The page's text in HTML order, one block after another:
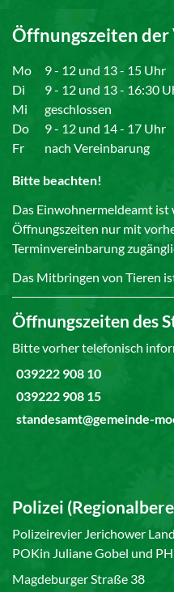
Öffnungszeiten
Mo
9 - 12 und 13 - 15 Uhr
Di
9 - 12 und 13 - 16:30
Mi
geschlossen
Do
9 - 12 und 14 - 17 Uhr
Fr
nach Vereinbarung
Bitte beachten!
Das Einwohnermeldeamt ist
Öffnungszeiten nur mit
Terminvereinbarung
Das Mitbringen von Tieren
Öffnungszeiten des
Bitte vorher telefonisch
039222 908 10
039222 908 15
standesamt@gemeinde-
Polizei
Polizeirevier Jerichower Land
POKin Juliane Gobel und
Magdeburger Straße 38